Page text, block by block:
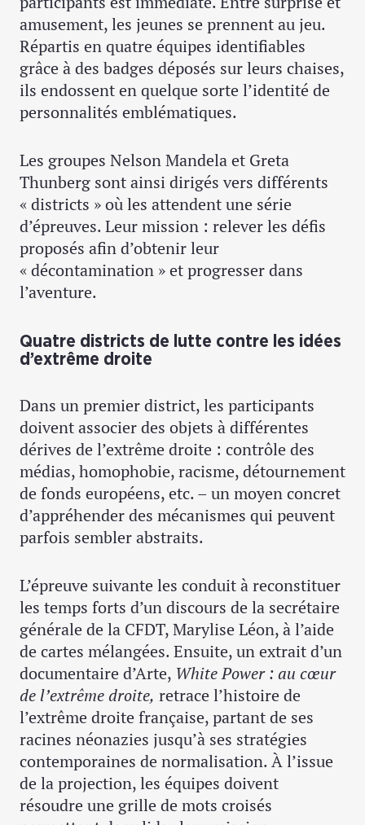
amusement, les jeunes se prennent au jeu.
Répartis en quatre équipes identifiables
grâce à des badges déposés sur leurs chaises,
ils endossent en quelque sorte l’identité de
personnalités emblématiques.
Les groupes Nelson Mandela et Greta
Thunberg sont ainsi dirigés vers différents
« districts » où les attendent une série
d’épreuves. Leur mission : relever les défis
proposés afin d’obtenir leur
« décontamination » et progresser dans
l’aventure.
Quatre districts de lutte contre les idées
d’extrême droite
Dans un premier district, les participants
doivent associer des objets à différentes
dérives de l’extrême droite : contrôle des
médias, homophobie, racisme, détournement
de fonds européens, etc. – un moyen concret
d’appréhender des mécanismes qui peuvent
parfois sembler abstraits.
L’épreuve suivante les conduit à reconstituer
les temps forts d’un discours de la secrétaire
générale de la CFDT, Marylise Léon, à l’aide
de cartes mélangées. Ensuite, un extrait d’un
documentaire d’Arte, White Power : au cœur
de l’extrême droite, retrace l’histoire de
l’extrême droite française, partant de ses
racines néonazies jusqu’à ses stratégies
contemporaines de normalisation. À l’issue
de la projection, les équipes doivent
résoudre une grille de mots croisés